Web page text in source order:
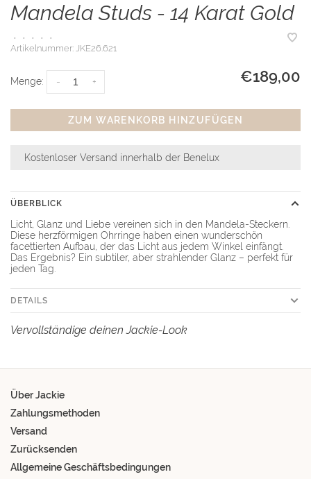
Mandela Studs - 14 Karat Gold
• • • •
•
Artikelnummer: JKE26.621
Menge: +
- €189,00
ZUM WARENKORB HINZUFÜGEN
Kostenloser Versand innerhalb der Benelux
ÜBERBLICK
Licht, Glanz und Liebe vereinen sich in den Mandela-Steckern.
Diese herzförmigen Ohrringe haben einen wunderschön
facettierten Aufbau, der das Licht aus jedem Winkel einfängt.
Das Ergebnis? Ein subtiler, aber strahlender Glanz – perfekt für
jeden Tag.
DETAILS
Vervollständige deinen Jackie-Look
Über Jackie
Zahlungsmethoden
Versand
Zurücksenden
Allgemeine Geschäftsbedingungen